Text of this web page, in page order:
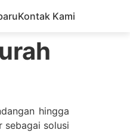
Kontak Kami
hingga
sebagai solusi